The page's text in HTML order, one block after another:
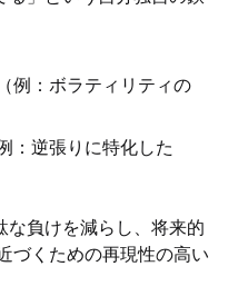
例：ボラティリティの
：逆張りに特化した
な負けを減らし、将来的
づくための再現性の高い